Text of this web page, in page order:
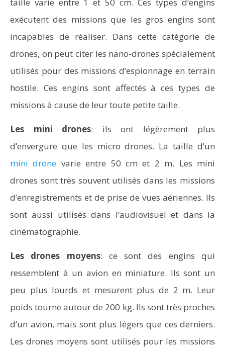
exécutent des missions que les gros engins sont
incapables de réaliser. Dans cette catégorie de
drones, on peut citer les nano-drones spécialement
utilisés pour des missions d’espionnage en terrain
hostile. Ces engins sont affectés à ces types de
missions à cause de leur toute petite taille.
Les mini drones: ils ont légèrement plus
d’envergure que les micro drones. La taille d’un
mini drone varie entre 50 cm et 2 m. Les mini
drones sont très souvent utilisés dans les missions
d’enregistrements et de prise de vues aériennes. Ils
sont aussi utilisés dans l’audiovisuel et dans la
cinématographie.
Les drones moyens: ce sont des engins qui
ressemblent à un avion en miniature. Ils sont un
peu plus lourds et mesurent plus de 2 m. Leur
poids tourne autour de 200 kg. Ils sont très proches
d’un avion, mais sont plus légers que ces derniers.
Les drones moyens sont utilisés pour les missions